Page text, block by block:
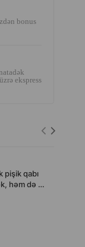
bonus
ekspress
pişik qabı
həm də su
tutulmuş,
rahat